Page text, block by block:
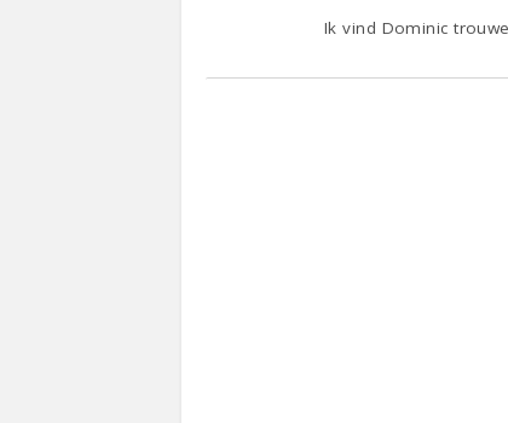
Ik vind Dominic